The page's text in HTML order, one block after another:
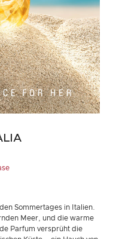
Sommertages in Italien.
Meer, und die warme
Parfum versprüht die